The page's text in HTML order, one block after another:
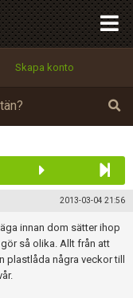
Skapa konto
2013-03-04 21:56
innan dom sätter ihop
så olika. Allt från att
plastlåda några veckor till
Tillbaka till förstasidan